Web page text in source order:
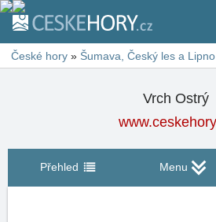
České hory » Šumava, Český les a Lipno
Vrch Ostrý
Přehled Menu